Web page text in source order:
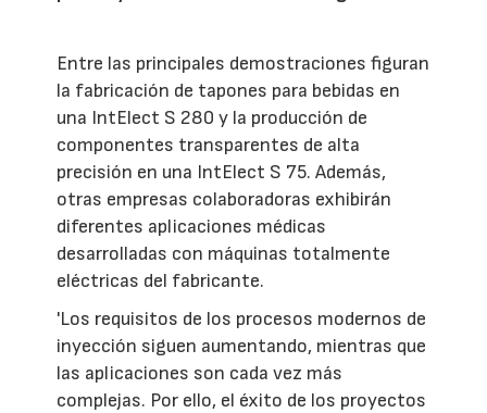
Entre las principales demostraciones figuran
la fabricación de tapones para bebidas en
una IntElect S 280 y la producción de
componentes transparentes de alta
precisión en una IntElect S 75. Además,
otras empresas colaboradoras exhibirán
diferentes aplicaciones médicas
desarrolladas con máquinas totalmente
eléctricas del fabricante.
'Los requisitos de los procesos modernos de
inyección siguen aumentando, mientras que
las aplicaciones son cada vez más
complejas. Por ello, el éxito de los proyectos